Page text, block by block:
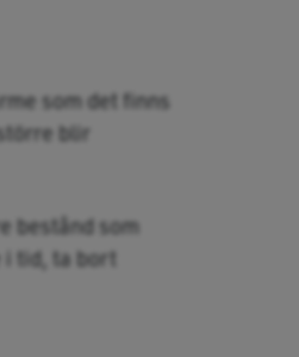
som det finns
blir
bestånd som
i tid, ta bort